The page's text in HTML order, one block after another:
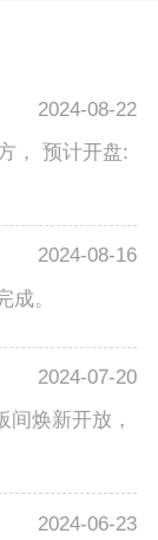
2024-08-22
， 预计开盘:
2024-08-16
成。
2024-07-20
焕新开放，
2024-06-23